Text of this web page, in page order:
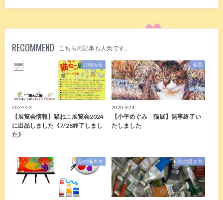
RECOMMEND こちらの記事も人気です。
お知らせ
2024.4.3
【展覧会情報】猫ねこ展覧会2024
に出品しました《7/28終了しまし
た》
個展
2020.9.24
【小平めぐみ 猫展】無事終了い
たしました
絵の描き方 絵の描き方